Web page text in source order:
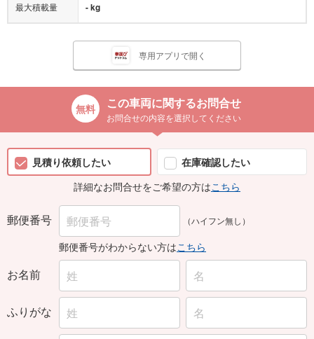
最大積載量 - kg
専用アプリで開く
この車両に関するお問合せ
お問合せの内容を選択してください
見積り依頼したい
在庫確認したい
詳細なお問合せをご希望の方はこちら
郵便番号 （ハイフン無し）
郵便番号がわからない方はこちら
お名前
ふりがな